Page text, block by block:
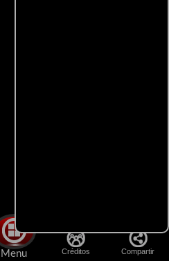
Menu Créditos Compartir